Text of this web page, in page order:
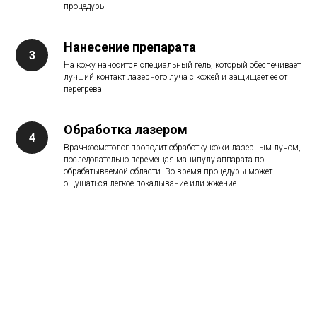
процедуры
Нанесение препарата
На кожу наносится специальный гель, который обеспечивает
лучший контакт лазерного луча с кожей и защищает ее от
перегрева
Обработка лазером
Врач-косметолог проводит обработку кожи лазерным лучом,
последовательно перемещая манипулу аппарата по
обрабатываемой области. Во время процедуры может
ощущаться легкое покалывание или жжение